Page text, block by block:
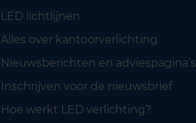
LED lichtlijnen
Alles over kantoorverlichting
Nieuwsberichten en adviespagina’s
Inschrijven voor de nieuwsbrief
Hoe werkt LED verlichting?